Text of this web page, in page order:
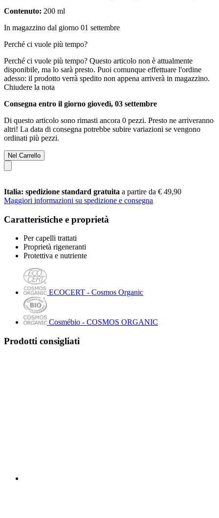
Contenuto: 200 ml
In magazzino dal giorno 01 settembre
Perché ci vuole più tempo?
Perché ci vuole più tempo? Questo articolo non è attualmente
disponibile, ma lo sarà presto. Puoi comunque effettuare l'ordine
adesso: il prodotto verrà spedito non appena arriverà in magazzino.
Chiudere la nota
Consegna entro il giorno giovedì, 03 settembre
Di questo articolo sono rimasti ancora 0 pezzi. Presto ne arriveranno
altri! La data di consegna potrebbe subire variazioni se vengono
ordinati più pezzi.
Nel Carrello
Italia: spedizione standard gratuita a partire da € 49,90
Maggiori informazioni su spedizione e consegna
Caratteristiche e proprietà
Per capelli trattati
Proprietà rigeneranti
Protettiva e nutriente
ECOCERT - Cosmos Organic
Cosmébio - COSMOS ORGANIC
Prodotti consigliati